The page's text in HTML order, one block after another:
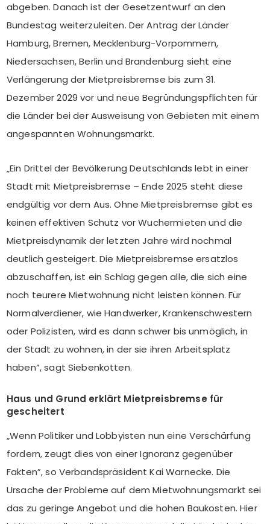
abgeben. Danach ist der Gesetzentwurf an den
Bundestag weiterzuleiten. Der Antrag der Länder
Hamburg, Bremen, Mecklenburg-Vorpommern,
Niedersachsen, Berlin und Brandenburg sieht eine
Verlängerung der Mietpreisbremse bis zum 31.
Dezember 2029 vor und neue Begründungspflichten für
die Länder bei der Ausweisung von Gebieten mit einem
angespannten Wohnungsmarkt.
„Ein Drittel der Bevölkerung Deutschlands lebt in einer
Stadt mit Mietpreisbremse – Ende 2025 steht diese
endgültig vor dem Aus. Ohne Mietpreisbremse gibt es
keinen effektiven Schutz vor Wuchermieten und die
Mietpreisdynamik der letzten Jahre wird nochmal
deutlich gesteigert. Die Mietpreisbremse ersatzlos
abzuschaffen, ist ein Schlag gegen alle, die sich eine
noch teurere Mietwohnung nicht leisten können. Für
Normalverdiener, wie Handwerker, Krankenschwestern
oder Polizisten, wird es dann schwer bis unmöglich, in
der Stadt zu wohnen, in der sie ihren Arbeitsplatz
haben“, sagt Siebenkotten.
Haus und Grund erklärt Mietpreisbremse für
gescheitert
„Wenn Politiker und Lobbyisten nun eine Verschärfung
fordern, zeugt dies von einer Ignoranz gegenüber
Fakten”, so Verbandspräsident Kai Warnecke. Die
Ursache der Probleme auf dem Mietwohnungsmarkt sei
das zu geringe Angebot und die hohen Baukosten. Hier